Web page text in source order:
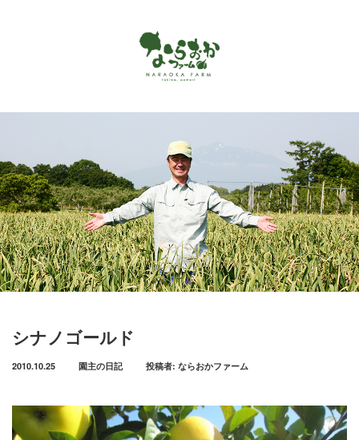
シナノゴールド
2010.10.25 園主の日記 投稿者: ならおかファーム
ホーム
ならおかファームで作っているもの
お客様の声
商品カタログ
オンラインショップ
お問い合わせ
アクセス